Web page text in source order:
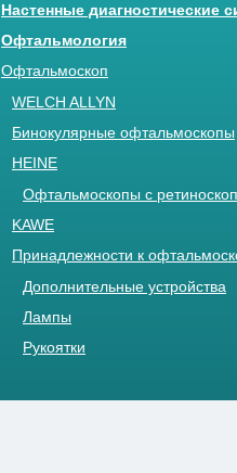
Настенные диагностические
Офтальмология
Офтальмоскоп
WELCH ALLYN
Бинокулярные офтальмоскопы
HEINE
Офтальмоскопы с
KAWE
Принадлежности к
Дополнительные устройства
Лампы
Рукоятки